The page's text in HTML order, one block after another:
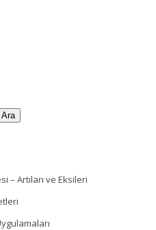
Ara
– Artıları ve Eksileri